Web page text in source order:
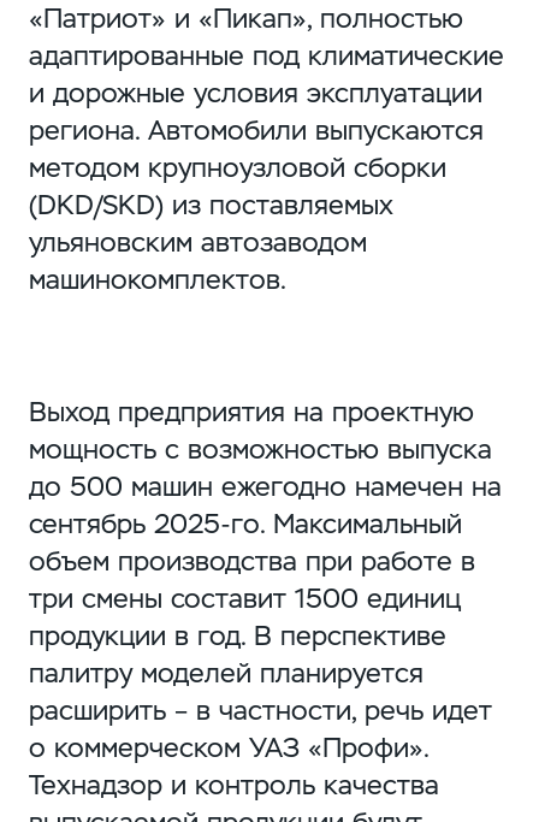
«Патриот» и «Пикап», полностью
адаптированные под климатические
и дорожные условия эксплуатации
региона. Автомобили выпускаются
методом крупноузловой сборки
(DKD/SKD) из поставляемых
ульяновским автозаводом
машинокомплектов.
Выход предприятия на проектную
мощность с возможностью выпуска
до 500 машин ежегодно намечен на
сентябрь 2025-го. Максимальный
объем производства при работе в
три смены составит 1500 единиц
продукции в год. В перспективе
палитру моделей планируется
расширить – в частности, речь идет
о коммерческом УАЗ «Профи».
Технадзор и контроль качества